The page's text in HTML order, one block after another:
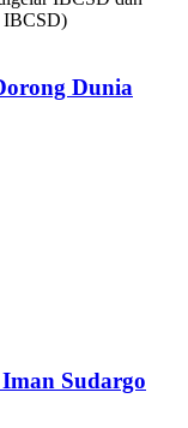
Dunia
Sudargo